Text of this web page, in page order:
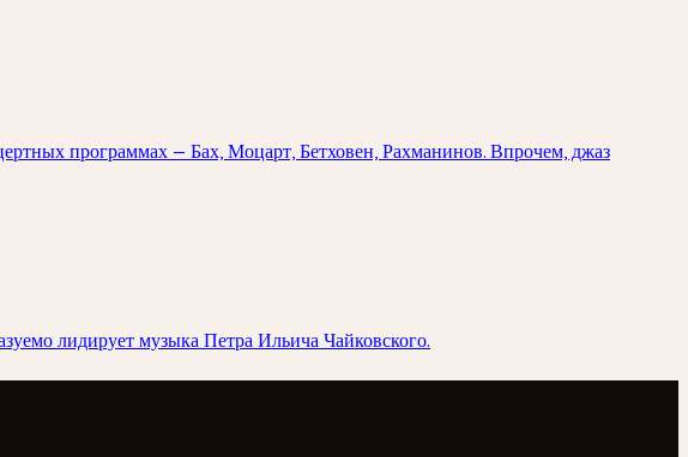
программах — Бах, Моцарт, Бетховен, Рахманинов. Впрочем, джаз
лидирует музыка Петра Ильича Чайковского.